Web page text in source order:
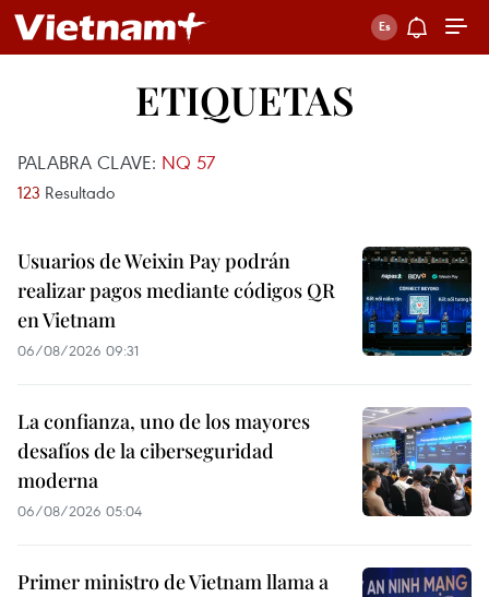
ETIQUETAS
PALABRA CLAVE: NQ 57
123 Resultado
Usuarios de Weixin Pay podrán
realizar pagos mediante códigos QR
en Vietnam
06/08/2026 09:31
La confianza, uno de los mayores
desafíos de la ciberseguridad
moderna
06/08/2026 05:04
Primer ministro de Vietnam llama a